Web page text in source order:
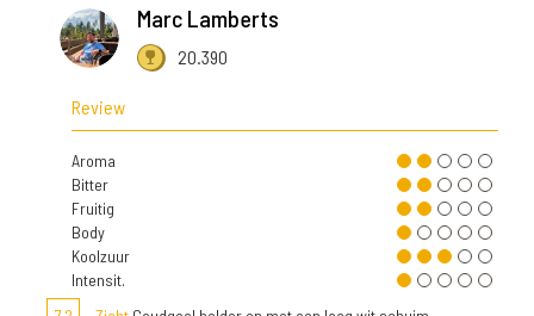
Marc Lamberts
20.390
Review
Aroma
Bitter
Fruitig
Body
Koolzuur
Intensit.